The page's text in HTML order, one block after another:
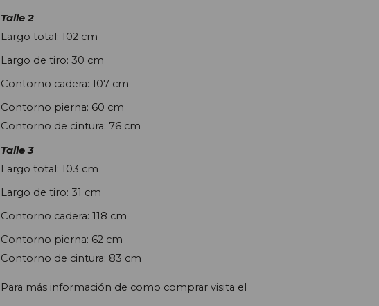
Talle 2
Largo total: 102 cm
Largo de tiro: 30 cm
Contorno cadera: 107 cm
Contorno pierna: 60 cm
Contorno de cintura: 76 cm
Talle 3
Largo total: 103 cm
Largo de tiro: 31 cm
Contorno cadera: 118 cm
Contorno pierna: 62 cm
Contorno de cintura: 83 cm
Para más información de como comprar visita el